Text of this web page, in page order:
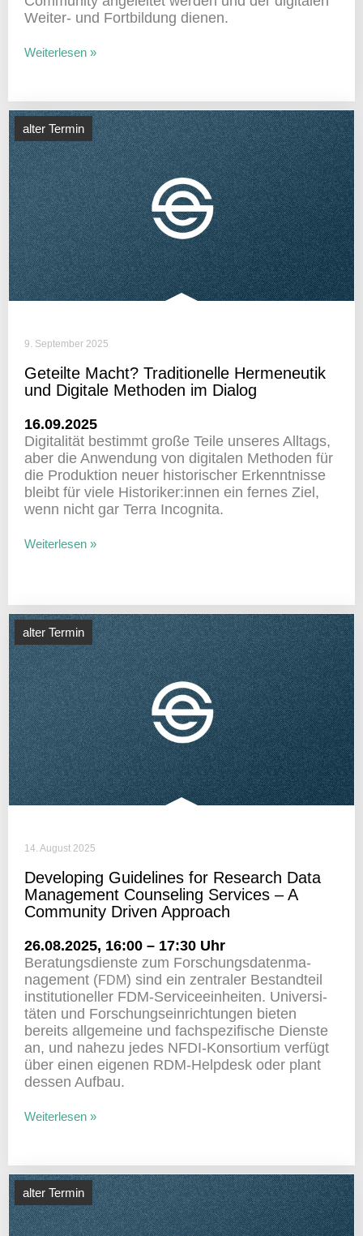
Weiter- und Fort­bil­dung dienen.
Weiterlesen »
alter Termin
9. September 2025
Geteilte Macht? Tradi­tio­nelle Herme­neutik
und Digi­tale Methoden im Dialog
16.09.2025
Digi­ta­lität bestimmt große Teile unseres Alltags,
aber die Anwen­dung von digi­talen Methoden für
die Produk­tion neuer histo­ri­scher Erkennt­nisse
bleibt für viele Historiker:innen ein fernes Ziel,
wenn nicht gar Terra Incognita.
Weiterlesen »
alter Termin
14. August 2025
Deve­lo­ping Guide­lines for Rese­arch Data
Manage­ment Coun­seling Services – A
Commu­nity Driven Approach
26.08.2025, 16:00 – 17:30 Uhr
Bera­tungs­dienste zum Forschungs­da­ten­ma­
nage­ment (FDM) sind ein zentraler Bestand­teil
insti­tu­tio­neller FDM-Service­ein­heiten. Univer­si­
täten und Forschungs­ein­rich­tungen bieten
bereits allge­meine und fach­spe­zi­fi­sche Dienste
an, und nahezu jedes NFDI-Konsor­tium verfügt
über einen eigenen RDM-Help­desk oder plant
dessen Aufbau.
Weiterlesen »
alter Termin